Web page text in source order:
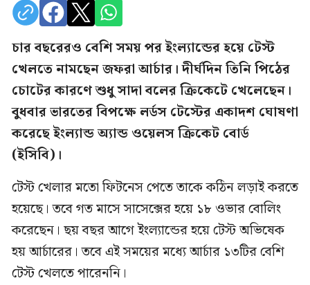
চার বছরেরও বেশি সময় পর ইংল্যান্ডের হয়ে টেস্ট
খেলতে নামছেন জফরা আর্চার। দীর্ঘদিন তিনি পিঠের
চোটের কারণে শুধু সাদা বলের ক্রিকেটে খেলেছেন।
বুধবার ভারতের বিপক্ষে লর্ডস টেস্টের একাদশ ঘোষণা
করেছে ইংল্যান্ড অ্যান্ড ওয়েলস ক্রিকেট বোর্ড
(ইসিবি)।
টেস্ট খেলার মতো ফিটনেস পেতে তাকে কঠিন লড়াই করতে
হয়েছে। তবে গত মাসে সাসেক্সের হয়ে ১৮ ওভার বোলিং
করেছেন। ছয় বছর আগে ইংল্যান্ডের হয়ে টেস্ট অভিষেক
হয় আর্চারের। তবে এই সময়ের মধ্যে আর্চার ১৩টির বেশি
টেস্ট খেলতে পারেননি।